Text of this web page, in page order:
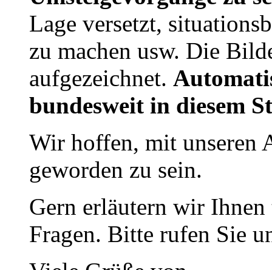
Lage versetzt,
zu machen usw. Die
aufgezeichnet.
bundesweit in diesem
Wir hoffen, mit unseren
geworden zu sein.
Gern erläutern wir
Fragen. Bitte rufen Sie